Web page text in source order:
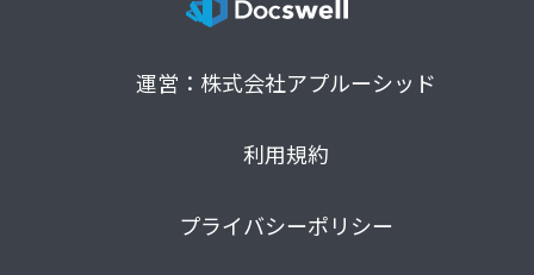
運営：株式会社アプルーシッド
利用規約
プライバシーポリシー